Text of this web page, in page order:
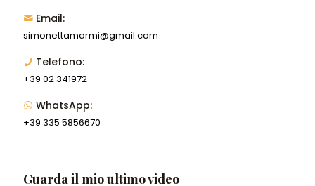
Email:
simonettamarmi@gmail.com
Telefono:
+39 02 341972
WhatsApp:
+39 335 5856670
Guarda il mio ultimo video